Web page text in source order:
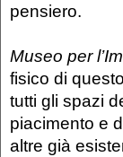
pensiero.
Museo per
fisico di
tutti gli spazi
piacimento e
altre già